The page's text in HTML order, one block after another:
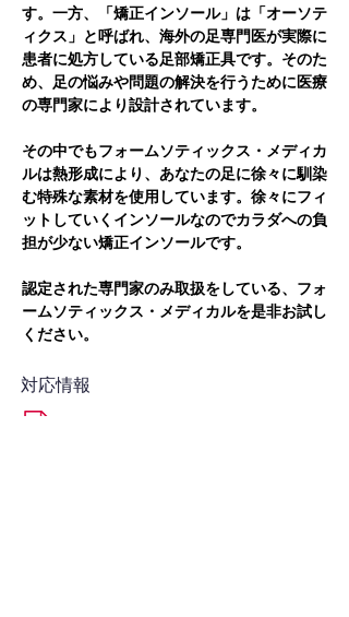
す。一方、「矯正インソール」は「オーソテ
ィクス」と呼ばれ、海外の足専門医が実際に
患者に処方している足部矯正具です。そのた
め、足の悩みや問題の解決を行うために医療
の専門家により設計されています。
その中でもフォームソティックス・メディカ
ルは熱形成により、あなたの足に徐々に馴染
む特殊な素材を使用しています。徐々にフィ
ットしていくインソールなのでカラダへの負
担が少ない矯正インソールです。
認定された専門家のみ取扱をしている、フォ
ームソティックス・メディカルを是非お試し
ください。
対応情報